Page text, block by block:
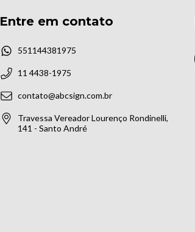
Entre em contato
551144381975
11 4438-1975
contato@abcsign.com.br
Travessa Vereador Lourenço Rondinelli,
141 - Santo André